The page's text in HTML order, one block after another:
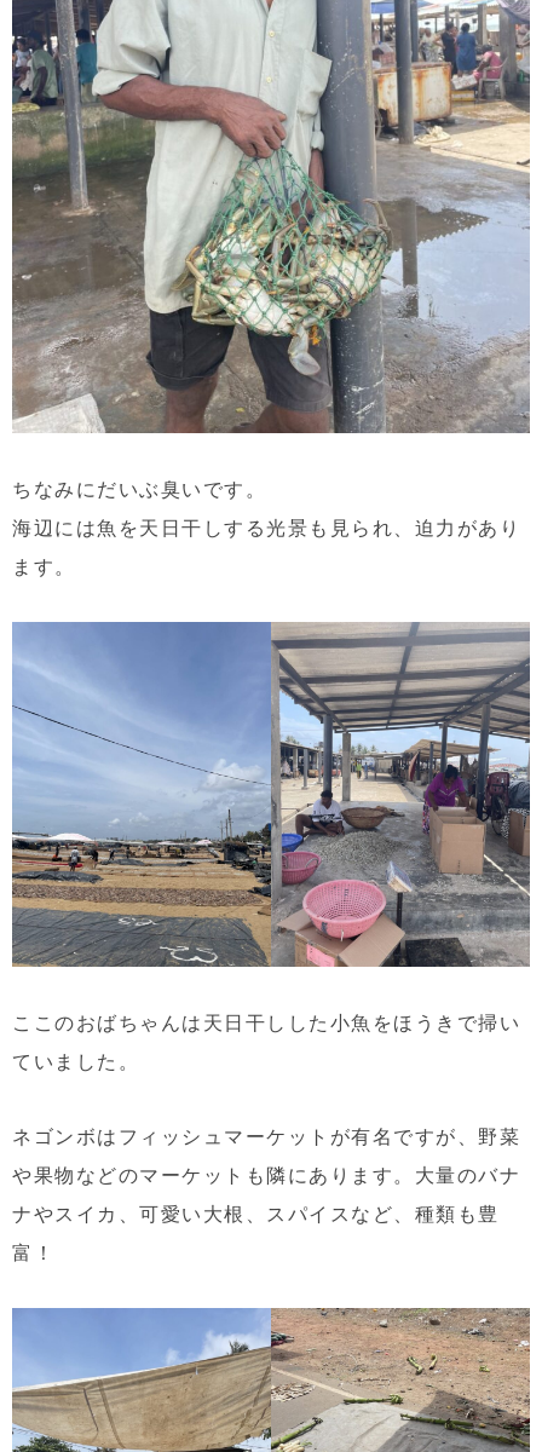
ちなみにだいぶ臭いです。
海辺には魚を天日干しする光景も見られ、迫力があり
ます。
ここのおばちゃんは天日干しした小魚をほうきで掃い
ていました。
ネゴンボはフィッシュマーケットが有名ですが、野菜
や果物などのマーケットも隣にあります。大量のバナ
ナやスイカ、可愛い大根、スパイスなど、種類も豊
富！